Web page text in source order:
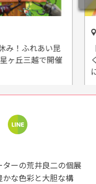
れあい昆
越で開催
【放送
く】E
に会え
ーの荒井良二の個展
な色彩と大胆な構